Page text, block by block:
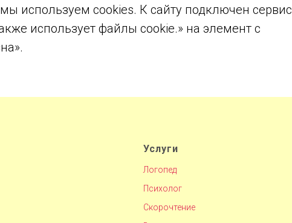
используем cookies. К сайту подключен сервис
использует файлы cookie.» на элемент с
Услуги
Логопед
Психолог
Скорочтение